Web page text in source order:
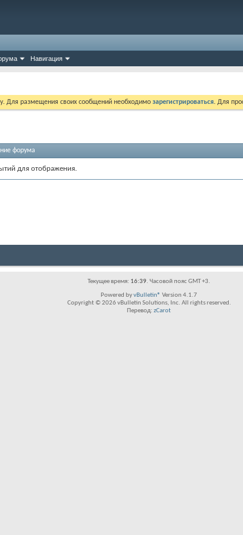
Навигация
Для размещения своих сообщений необходимо зарегистрироваться. Для
форума
для отображения.
Текущее время: 16:39. Часовой пояс GMT +3.
Powered byvBulletin® Version 4.1.7
Copyright © 2026 vBulletin Solutions, Inc. All rights reserved.
Перевод: zCarot